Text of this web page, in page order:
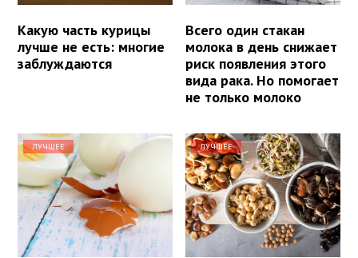
Какую часть курицы
лучше не есть: многие
заблуждаются
Всего один стакан
молока в день снижает
риск появления этого
вида рака. Но помогает
не только молоко
ЛУЧШЕЕ ЛУЧШЕЕ